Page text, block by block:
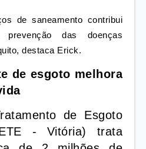
de saneamento contribui
das doenças
destaca Erick.
de esgoto melhora
de Esgoto
- Vitória) trata